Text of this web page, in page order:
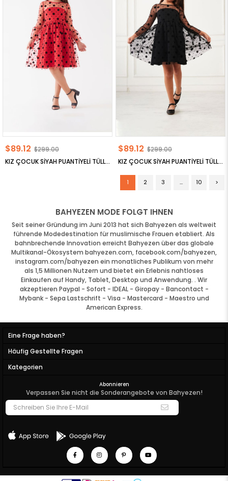
KIZ ÇOCUK SİYAH PUANTİYELİ TÜLLÜ ELBİSE
$89.12 $299.00
KIZ ÇOCUK SİYAH PUANTİYELİ TÜLLÜ ELBİSE
$89.12 $299.00
1 2 3 ... 10 >
BAHYEZEN MODE FOLGT IHNEN
Seit seiner Gründung im Juni 2013 hat sich Bahyezen als weltweit
führende Modedestination für muslimische Frauen etabliert. Als
bahnbrechende Innovation erreicht Bahyezen über das globale
Multikanal-Ökosystem bahyezen.com, facebook.com/bahyezen,
instagram.com/bahyezen ein monatliches Publikum von mehr
als 1,5 Millionen Nutzern und bietet ein Erlebnis nahtloses
Einkaufen auf Handy, Tablet, Desktop und Anwendung. . Wir
akzeptieren Paypal - Sofort - IDEAL - Giropay - Bancontact -
Mybank - Sepa Lastschrift - Visa - Mastercard - Maestro und
American Express.
Eine Frage haben?
Häufig Gestellte Fragen
Kategorien
Abonnieren
Verpassen Sie nicht die Sonderangebote von Bahyezen!